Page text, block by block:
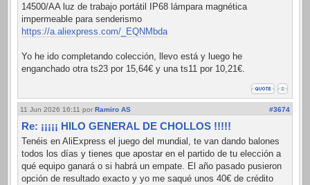
14500/AA luz de trabajo portátil IP68 lámpara magnética
impermeable para senderismo
https://a.aliexpress.com/_EQNMbda
Yo he ido completando colección, llevo está y luego he
enganchado otra ts23 por 15,64€ y una ts11 por 10,21€.
11 Jun 2026 16:11 por Ramiro AS #3674
Re: ¡¡¡¡¡ HILO GENERAL DE CHOLLOS !!!!!
Tenéis en AliExpress el juego del mundial, te van dando balones
todos los días y tienes que apostar en el partido de tu elección a
qué equipo ganará o si habrá un empate. El año pasado pusieron
opción de resultado exacto y yo me saqué unos 40€ de crédito